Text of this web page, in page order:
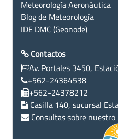
Meteorología Aeronáutica
Blog de Meteorología
IDE DMC (Geonode)
Contactos
Av. Portales 3450,
+562-24364538
+562-24378212
Casilla 140, sucursal
Consultas sobre